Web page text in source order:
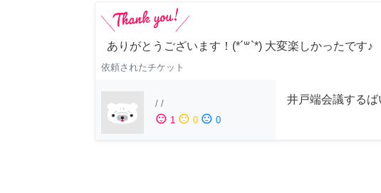
ありがとうございます！(*´꒳`*) 大変楽しかったです♪
依頼されたチケット
/ /
sentiment_satisfied 1 sentiment_neutral 0 sentiment_dissatisfied 0
井戸端会議するば